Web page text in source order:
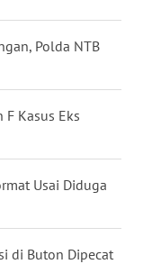
Polda NTB
F Kasus Eks
Usai Diduga
di Buton Dipecat